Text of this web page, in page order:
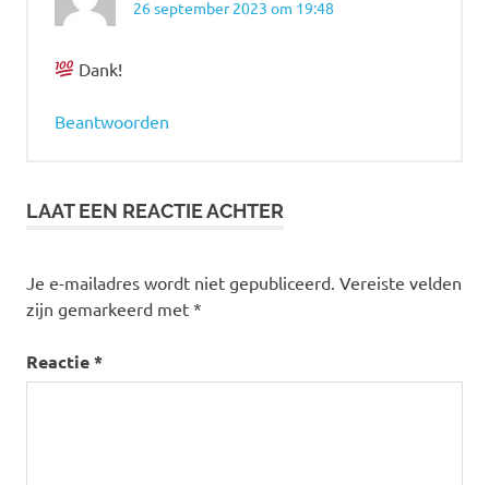
26 september 2023 om 19:48
Dank!
Beantwoorden
LAAT EEN REACTIE ACHTER
Je e-mailadres wordt niet gepubliceerd. Vereiste velden
zijn gemarkeerd met *
Reactie*